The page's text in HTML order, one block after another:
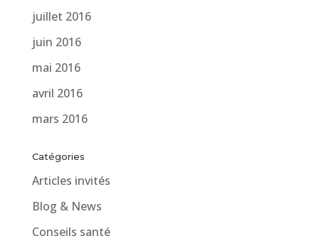
juillet 2016
juin 2016
mai 2016
avril 2016
mars 2016
Catégories
Articles invités
Blog & News
Conseils santé